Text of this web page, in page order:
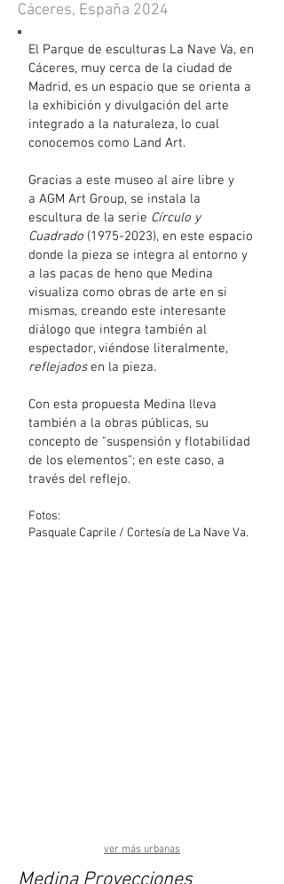
Cáceres, España 2024
El Parque de esculturas La Nave Va, en
Cáceres, muy cerca de la ciudad de
Madrid, es un espacio que se orienta a
la exhibición y divulgación del arte
integrado a la naturaleza, lo cual
conocemos como Land Art.
Gracias a este museo al aire libre y
a AGM Art Group, se instala la
escultura de la serie Círculo y
Cuadrado (1975-2023), en este espacio
donde la pieza se integra al entorno y
a las pacas de heno que Medina
visualiza como obras de arte en si
mismas, creando este interesante
diálogo que integra también al
espectador, viéndose literalmente,
reflejados en la pieza.
Con esta propuesta Medina lleva
también a la obras públicas, su
concepto de "suspensión y flotabilidad
de los elementos"; en este caso, a
través del reflejo.
Fotos:
Pasquale Caprile / Cortesía de La Nave Va.
ver más urbanas